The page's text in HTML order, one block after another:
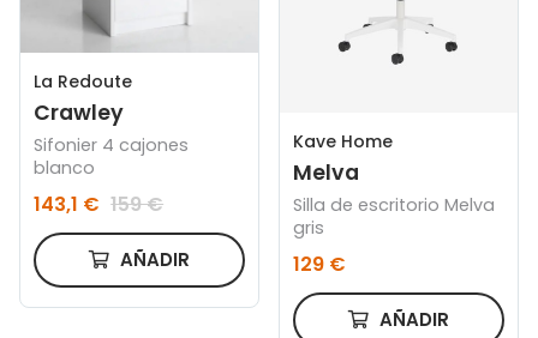
La Redoute
Crawley
Sifonier 4 cajones
blanco
143,1 € 159 €
AÑADIR
Kave Home
Melva
Silla de escritorio Melva
gris
129 €
AÑADIR